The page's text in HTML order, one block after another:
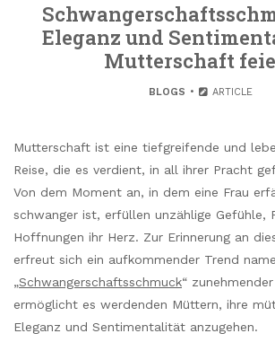
Eleganz und
Mutterschaft
BLOGS ARTICLE
Mutterschaft ist eine tiefgreifende und
Reise, die es verdient, in all ihrer Pracht
Von dem Moment an, in dem eine Frau
schwanger ist, erfüllen unzählige Gefühle,
Hoffnungen ihr Herz. Zur Erinnerung an
erfreut sich ein aufkommender Trend
„Schwangerschaftsschmuck“
ermöglicht es werdenden Müttern, ihre
Eleganz und Sentimentalität anzugehen.